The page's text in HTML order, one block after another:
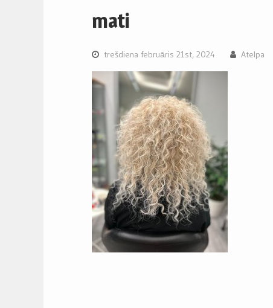
mati
trešdiena februāris 21st, 2024 Atelpa